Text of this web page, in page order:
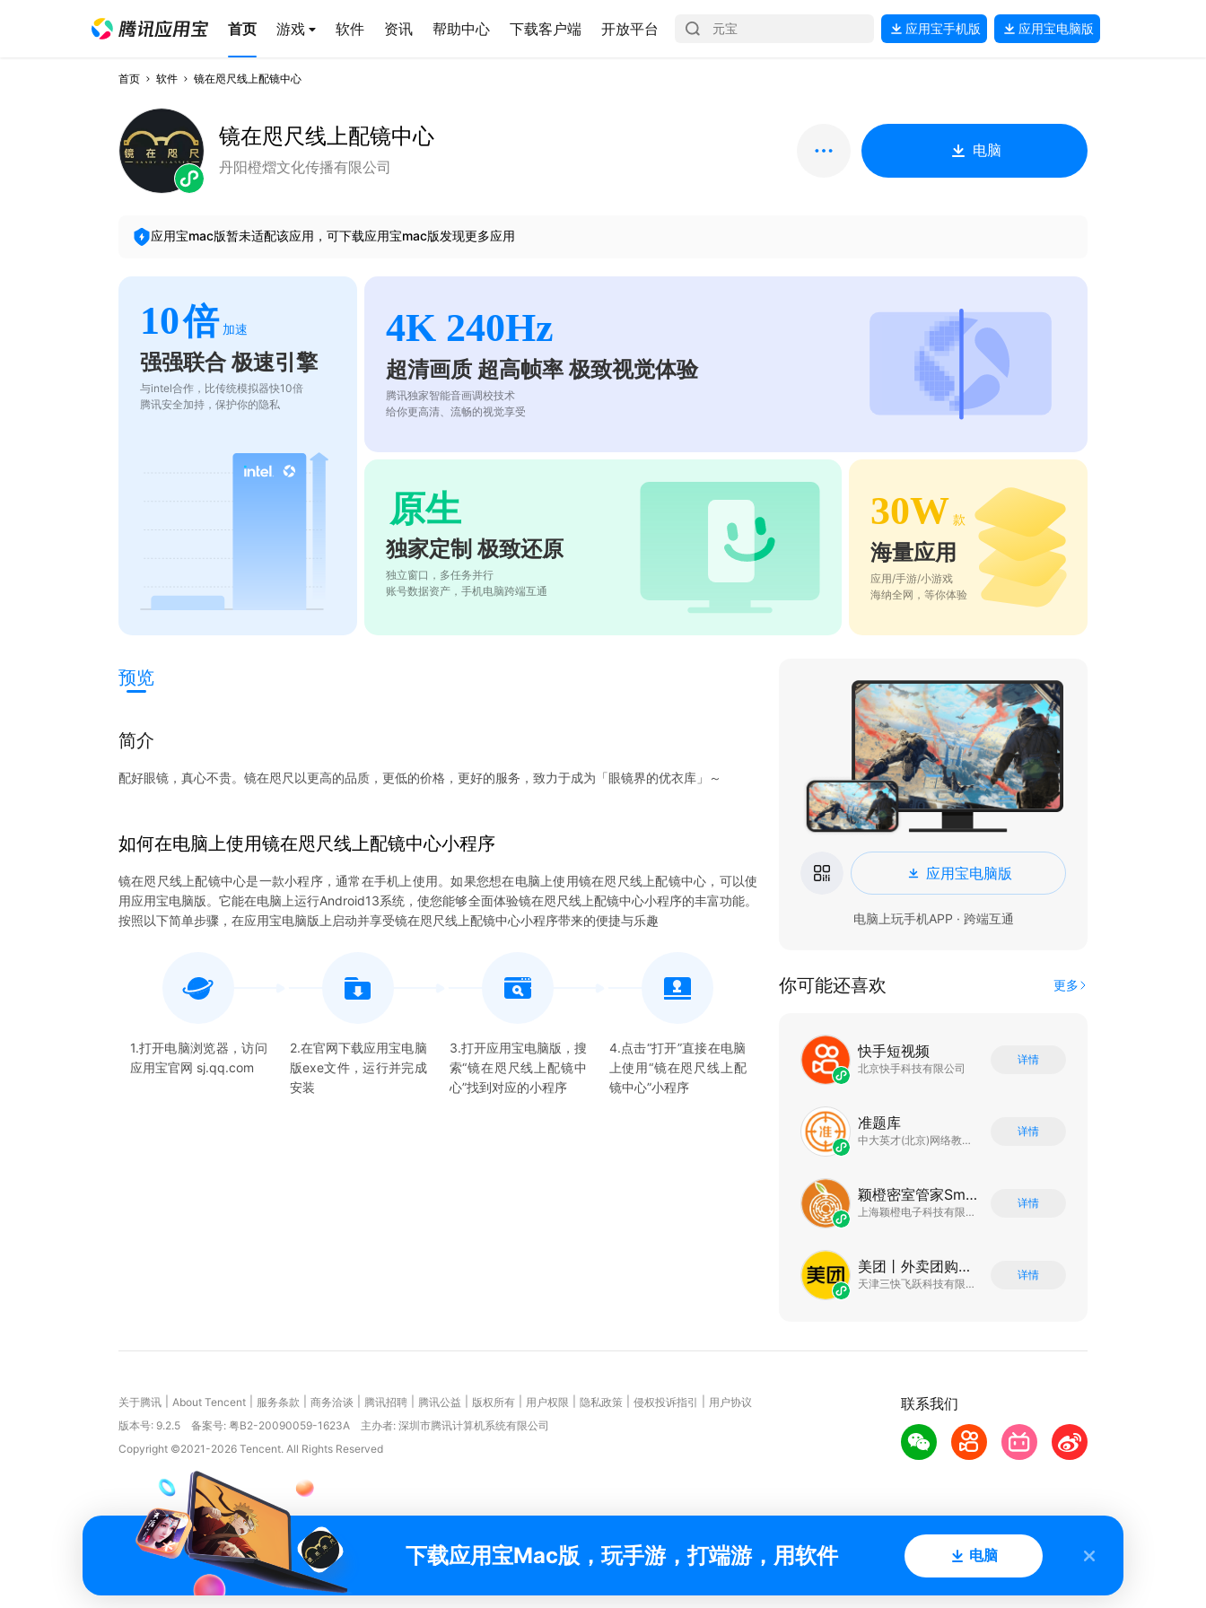
首页 游戏 软件 资讯 帮助中心 下载客户端 开放平台 应用宝手机版 应用宝电脑版
首页 软件 镜在咫尺线上配镜中心
镜在咫尺线上配镜中心
丹阳橙熠文化传播有限公司
电脑
应用宝mac版暂未适配该应用，可下载应用宝mac版发现更多应用
10倍 加速
强强联合 极速引擎
与intel合作，比传统模拟器快10倍
腾讯安全加持，保护你的隐私
4K 240Hz
超清画质 超高帧率 极致视觉体验
腾讯独家智能音画调校技术
给你更高清、流畅的视觉享受
原生
独家定制 极致还原
独立窗口，多任务并行
账号数据资产，手机电脑跨端互通
30W 款
海量应用
应用/手游/小游戏
海纳全网，等你体验
预览
简介
配好眼镜，真心不贵。镜在咫尺以更高的品质，更低的价格，更好的服务，致力于成为「眼镜界的优衣库」～
如何在电脑上使用镜在咫尺线上配镜中心小程序
镜在咫尺线上配镜中心是一款小程序，通常在手机上使用。如果您想在电脑上使用镜在咫尺线上配镜中心，可以使
用应用宝电脑版。它能在电脑上运行Android13系统，使您能够全面体验镜在咫尺线上配镜中心小程序的丰富功能。
按照以下简单步骤，在应用宝电脑版上启动并享受镜在咫尺线上配镜中心小程序带来的便捷与乐趣
1.打开电脑浏览器，访问
应用宝官网 sj.qq.com
2.在官网下载应用宝电脑
版exe文件，运行并完成
安装
3.打开应用宝电脑版，搜
索“镜在咫尺线上配镜中
心”找到对应的小程序
4.点击“打开”直接在电脑
上使用“镜在咫尺线上配
镜中心”小程序
应用宝电脑版
电脑上玩手机APP · 跨端互通
你可能还喜欢 更多
快手短视频
北京快手科技有限公司
详情
准题库
中大英才(北京)网络教育科技有限公司
详情
颖橙密室管家SmartOrange
上海颖橙电子科技有限公司
详情
美团丨外卖团购特价美食酒店电影
天津三快飞跃科技有限公司
详情
联系我们
关于腾讯 About Tencent 服务条款 商务洽谈 腾讯招聘 腾讯公益 版权所有 用户权限 隐私政策 侵权投诉指引
用户协议
版本号: 9.2.5 备案号: 粤B2-20090059-1623A
主办者: 深圳市腾讯计算机系统有限公司
Copyright ©2021-2026 Tencent. All Rights Reserved
下载应用宝Mac版，玩手游，打端游，用软件 电脑